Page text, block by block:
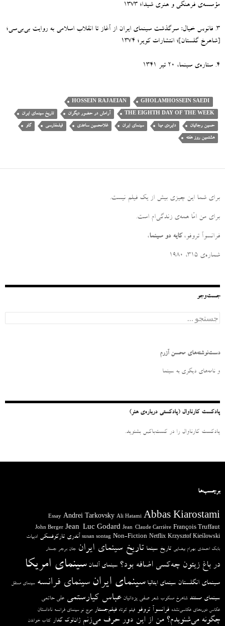
مؤسسه‌ی فرهنگی و هنری شیدا؛ ۱۳۷۳
۳. فانوس خیال: سرگذشت سینمای ایران از آغاز تا انقلاب اسلامی به روایت بی‌بی‌سی؛
[شاهرخ گلستان]؛ انتشارات کویر؛ ۱۳۷۴
۴. ستاره‌ی سینما، ۲۰ تیر ۱۳۴۱
GHOLAMHOSSEIN SAEDI
HOSSEIN RAJAEIAN
THE EIGHTH DAY OF THE WEEK آرامش در حضور دیگران تاریخ سینمای ایران
حسین رجائیان دایره‌ی مینا سینمای ایران غلامحسین ساعدی فیلمفارسی گاو
هشتمین روز هفته
برای شما این چیزی بیش از یک فیلم نیست.
برای من امّا همه‌ی زندگی‌ام است.
فرانسوآ تروفو، کایه دو سینما،
شماره‌ی ۳۱۵، ۱۹۸۰
جست‌وجو
س
و
ر
دست‌نوشته‌های محسن آزرم
و نامه‌‌های دیگری به سینما
پادکست کارناوال (پادکستی درباره‌ی هنر)
پادکست کارناوال را در کست‌باکس بشنوید.
برچسب‌ها
Abbas Kiarostami
Ali Hatami
Andrei Tarkovsky
Essay
François Truffaut
Jean-Claude Carrière
Jean-Luc Godard
John Berger
Krzysztof Kieślowski
Netflix
Non-Fiction
susan sontag آندری تارکوفسکی ادبیات
بابک احمدی بهرام بیضایی تاریخ سینما تاریخ سینمای ایران جان برجر جستار
در باغ زیتون چه‌کسی اضافه بود؟ سینمای آلمان سینمای امریکا
سینمای انگلستان سینمای ایتالیا سینمای ایران سینمای فرانسه سینمای مستقل
سینمای مستند شاهرخ مسکوب شعر صفی یزدانیان عباس کیارستمی علی حاتمی
عکاس دوره‌های عکاسی‌نشده فرانسوآ تروفو فیلم کوتاه فیلم‌جستار موج نو سینمای فرانسه ناداستان
چگونه می‌شنویدم؟ من از این دور حرف می‌زنم ژان‌لوک گدار کتاب خواندن